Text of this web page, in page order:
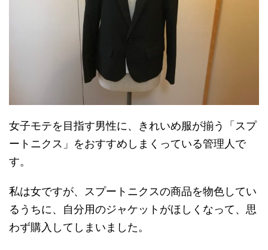
女子モテを目指す男性に、きれいめ服が揃う「スプ
ートニクス」をおすすめしまくっている管理人で
す。
私は女ですが、スプートニクスの商品を物色してい
るうちに、自分用のジャケットがほしくなって、思
わず購入してしまいました。